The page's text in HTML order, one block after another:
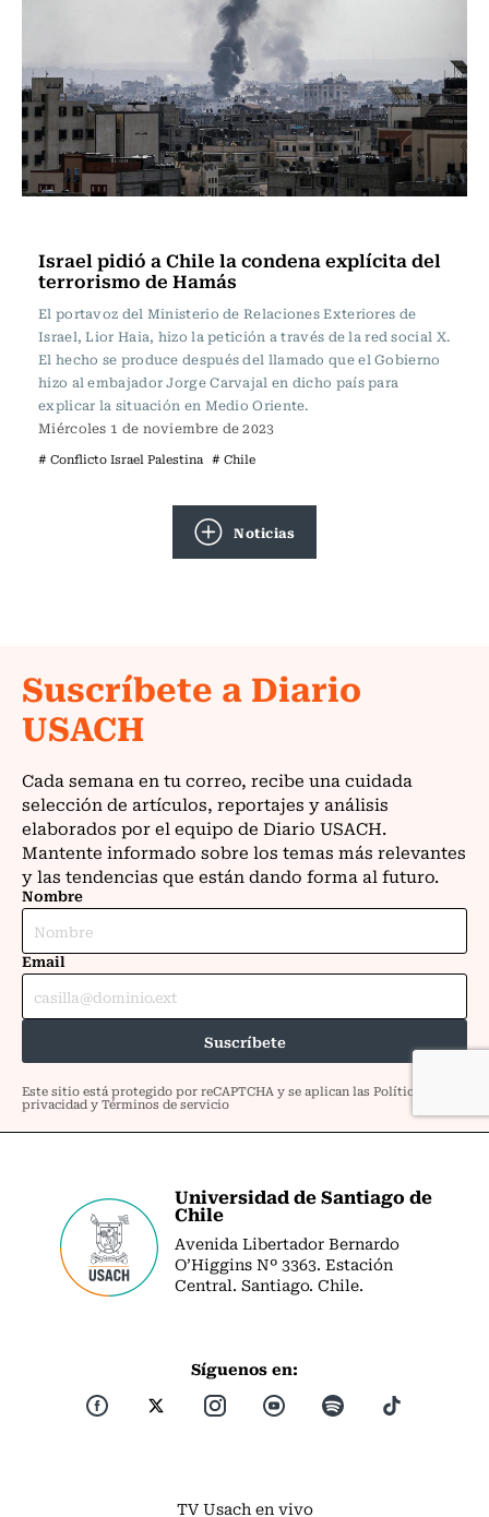
Israel pidió a Chile la condena explícita del
terrorismo de Hamás
El portavoz del Ministerio de Relaciones Exteriores de
Israel, Lior Haia, hizo la petición a través de la red social X.
El hecho se produce después del llamado que el Gobierno
hizo al embajador Jorge Carvajal en dicho país para
explicar la situación en Medio Oriente.
Miércoles 1 de noviembre de 2023
# Conflicto Israel Palestina # Chile
Noticias
Universidad de Santiago de
Chile
Avenida Libertador Bernardo
O’Higgins Nº 3363. Estación
Central. Santiago. Chile.
Síguenos en:
TV Usach en vivo